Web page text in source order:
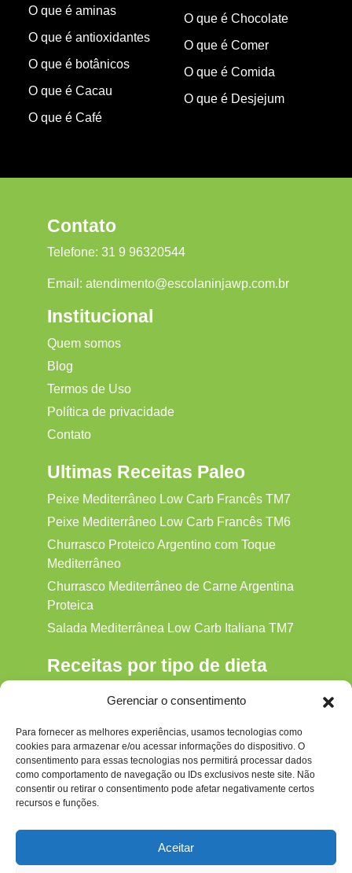
Gerenciar o consentimento
Para fornecer as melhores experiências, usamos tecnologias como
cookies para armazenar e/ou acessar informações do dispositivo. O
consentimento para essas tecnologias nos permitirá processar dados
como comportamento de navegação ou IDs exclusivos neste site. Não
consentir ou retirar o consentimento pode afetar negativamente certos
recursos e funções.
Aceitar
O que é aminas
O que é antioxidantes
O que é botânicos
O que é Cacau
O que é Café
O que é Chocolate
O que é Comer
O que é Comida
O que é Desjejum
Contato
Telefone: 31 9 96320544
Email: atendimento@escolaninjawp.com.br
Institucional
Quem somos
Blog
Termos de Uso
Política de privacidade
Contato
Ultimas Receitas Paleo
Peixe Mediterrâneo Low Carb Francês TM7
Peixe Mediterrâneo Low Carb Francês TM6
Churrasco Proteico Argentino com Toque
Mediterrâneo
Churrasco Mediterrâneo de Carne Argentina
Proteica
Salada Mediterrânea Low Carb Italiana TM7
Receitas por tipo de dieta
Gluten‑free
Hipocalórica
Low Carb
Nenhum
Paleo